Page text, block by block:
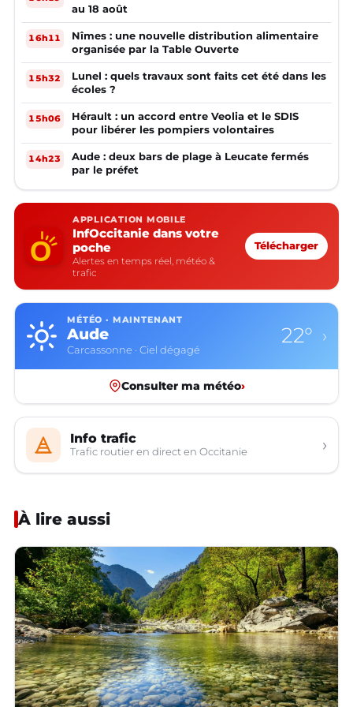
au 18 août
16h11
Nîmes : une nouvelle distribution alimentaire
organisée par la Table Ouverte
15h32
Lunel : quels travaux sont faits cet été dans les
écoles ?
15h06
Hérault : un accord entre Veolia et le SDIS
pour libérer les pompiers volontaires
14h23
Aude : deux bars de plage à Leucate fermés
par le préfet
APPLICATION MOBILE
InfOccitanie dans votre
poche
Alertes en temps réel, météo &
trafic
Télécharger
MÉTÉO · MAINTENANT
Aude
Carcassonne · Ciel dégagé
22° ›
Consulter ma météo›
Info trafic
Trafic routier en direct en Occitanie ›
À lire aussi